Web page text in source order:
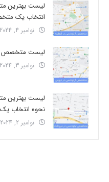
لیست بهترین
انتخاب یک
نوامبر 4, 2024
لیست متخصص
نوامبر 3, 2024
لیست بهترین
نحوه انتخاب
نوامبر 2, 2024